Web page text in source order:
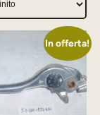
In offerta!